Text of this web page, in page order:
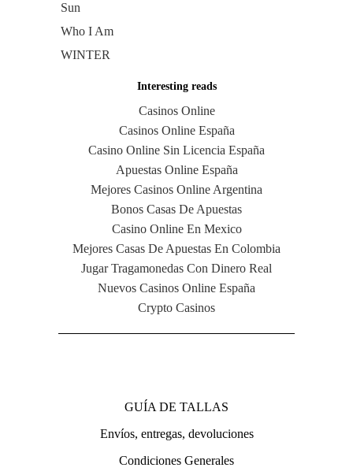
Sun
Who I Am
WINTER
Interesting reads
Casinos Online
Casinos Online España
Casino Online Sin Licencia España
Apuestas Online España
Mejores Casinos Online Argentina
Bonos Casas De Apuestas
Casino Online En Mexico
Mejores Casas De Apuestas En Colombia
Jugar Tragamonedas Con Dinero Real
Nuevos Casinos Online España
Crypto Casinos
GUÍA DE TALLAS
Envíos, entregas, devoluciones
Condiciones Generales